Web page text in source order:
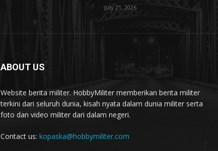
July 21, 2026
ABOUT US
Website berita militer. HobbyMiliter memberikan berita militer
terkini dari seluruh dunia, kisah nyata dalam dunia militer serta
foto dan video militer dari dalam negeri.
Contact us: kopaska@hobbymiliter.com